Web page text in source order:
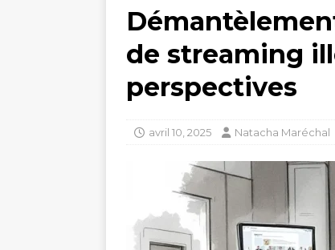
de streaming
perspectives
avril 10, 2025 Natacha Maréchal